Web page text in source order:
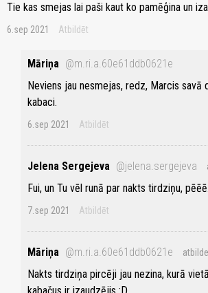
Tie kas smejas lai paši kaut ko pamēģina un
6.sep 2021 Atbildēt
Māriņa @m.ri.a.60e61ddb0621e
Neviens jau nesmejas, redz, Marcis savā
kabaci.
6.sep 2021 Atbildēt
Jelena Sergejeva @jelena.sergejeva
Fui, un Tu vēl runā par nakts tirdziņu, pēēē.
7.sep 2021 Atbildēt
Māriņa @m.ri.a.60e61ddb0621e
Nakts tirdziņa pircēji jau nezina, kurā